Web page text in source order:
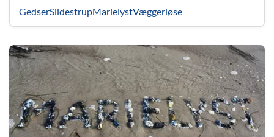
GedserSildestrupMarielystVæggerløse